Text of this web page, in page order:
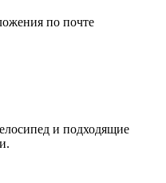
по почте
и подходящие